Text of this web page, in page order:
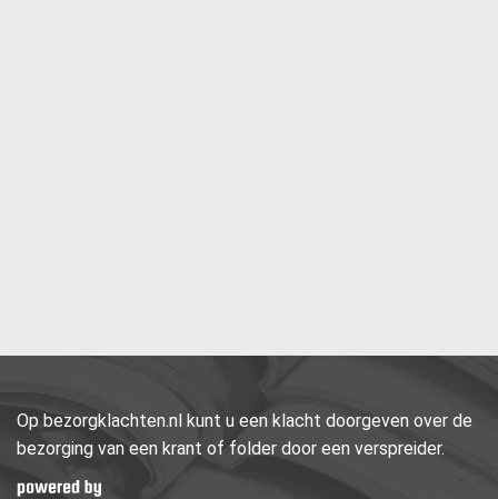
Op bezorgklachten.nl kunt u een klacht doorgeven over de
bezorging van een krant of folder door een verspreider.